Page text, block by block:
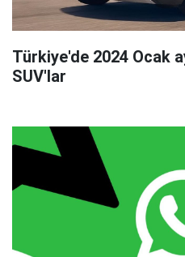
Türkiye'de 2024 Ocak
SUV'lar